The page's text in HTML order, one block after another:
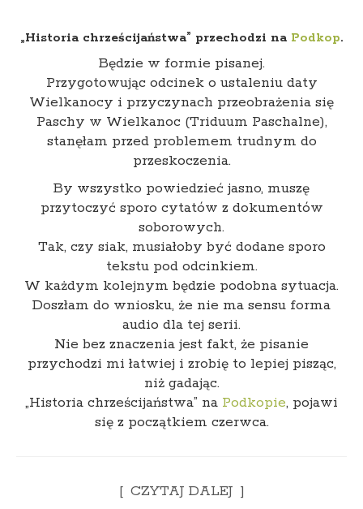
„Historia chrześcijaństwa” przechodzi na Podkop.
Będzie w formie pisanej.
Przygotowując odcinek o ustaleniu daty
Wielkanocy i przyczynach przeobrażenia się
Paschy w Wielkanoc (Triduum Paschalne),
stanęłam przed problemem trudnym do
przeskoczenia.
By wszystko powiedzieć jasno, muszę
przytoczyć sporo cytatów z dokumentów
soborowych.
Tak, czy siak, musiałoby być dodane sporo
tekstu pod odcinkiem.
W każdym kolejnym będzie podobna sytuacja.
Doszłam do wniosku, że nie ma sensu forma
audio dla tej serii.
Nie bez znaczenia jest fakt, że pisanie
przychodzi mi łatwiej i zrobię to lepiej pisząc,
niż gadając.
„Historia chrześcijaństwa” na Podkopie, pojawi
się z początkiem czerwca.
CZYTAJ DALEJ